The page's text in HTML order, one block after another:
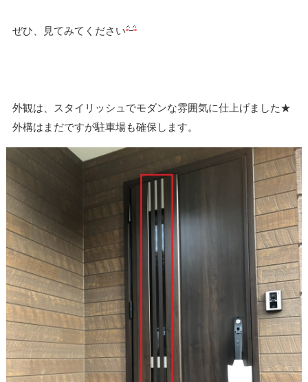
ぜひ、見てみてください
外観は、スタイリッシュでモダンな雰囲気に仕上げました★
外構はまだですが駐車場も確保します。